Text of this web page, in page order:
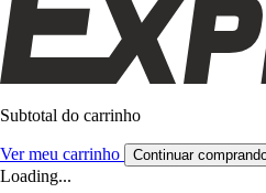
Subtotal do carrinho
Ver meu carrinho Continuar
Loading...